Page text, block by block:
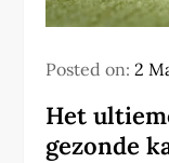
Posted on:2
Het
gezonde